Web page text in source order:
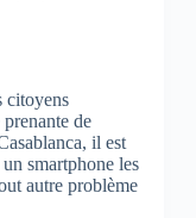
citoyens
de
il est
smartphone les
autre problème